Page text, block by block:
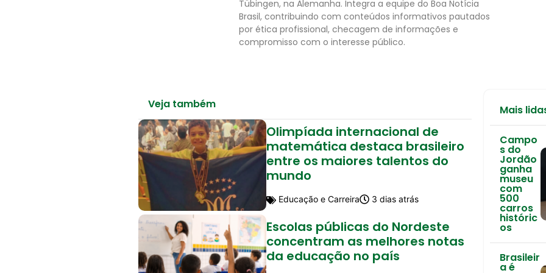
Tübingen, na Alemanha. Integra a equipe do Boa Notícia
Brasil, contribuindo com conteúdos informativos pautados
por ética profissional, checagem de informações e
compromisso com o interesse público.
Veja também
Olimpíada internacional de
matemática destaca brasileiro
entre os maiores talentos do
mundo
Educação e Carreira 3 dias atrás
Escolas públicas do Nordeste
concentram as melhores notas
da educação no país
Mais
Campo
s do
Jordão
ganha
museu
com
500
carros
históric
os
Brasileir
a é